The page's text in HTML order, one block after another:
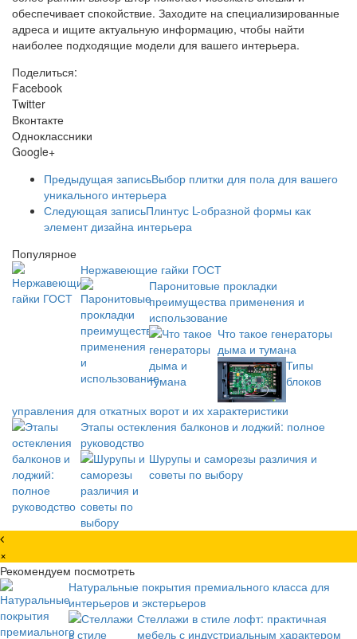
обеспечивает спокойствие. Заходите на специализированные
адреса и ищите актуальную информацию, чтобы найти
наиболее подходящие модели для вашего интерьера.
Поделиться:
Facebook
Twitter
Вконтакте
Одноклассники
Google+
Предыдущая записьВыбор плитки для пола для вашего
уникального интерьера
Следующая записьПлинтус L-образной формы как
элемент дизайна интерьера
Популярное
Нержавеющие гайки ГОСТ
Паронитовые прокладки
преимущества применения и
использование
Что такое генераторы
дыма и тумана
Типы
блоков
управления для откатных ворот и их характеристики
Этапы остекления балконов и лоджий: полное
руководство
Шурупы и саморезы различия и
советы по выбору
×
Рекомендуем посмотреть
Натуральные покрытия премиального класса для
интерьеров и экстерьеров
Стеллажи в стиле лофт: практичная
мебель с индустриальным характером